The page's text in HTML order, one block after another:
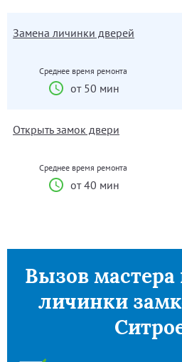
Замена личинки дверей
Среднее время ремонта
от 50 мин
Открыть замок двери
Среднее время ремонта
от 40 мин
Вызов
личинки